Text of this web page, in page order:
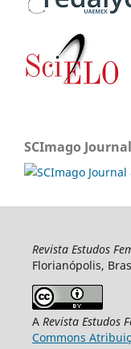
SCImago
Revista Estudos
Florianópolis,
A Revista Estudos
Commons